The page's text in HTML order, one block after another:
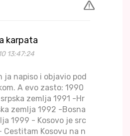
karpata
13:47:24
ja napiso i objavio pod
A evo zasto: 1990
zemlja 1991 -Hr
zemlja 1992 -Bosna
1999 - Kosovo je src
Cestitam Kosovu na n